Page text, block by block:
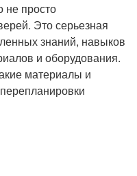
не просто
Это серьезная
знаний, навыков
и оборудования.
материалы и